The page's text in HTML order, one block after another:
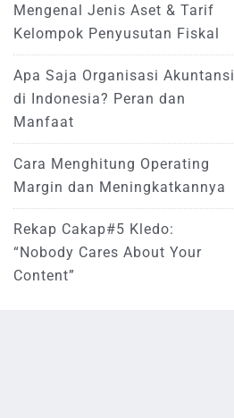
Mengenal Jenis Aset & Tarif
Kelompok Penyusutan Fiskal
Apa Saja Organisasi Akuntansi
di Indonesia? Peran dan
Manfaat
Cara Menghitung Operating
Margin dan Meningkatkannya
Rekap Cakap#5 Kledo:
“Nobody Cares About Your
Content”